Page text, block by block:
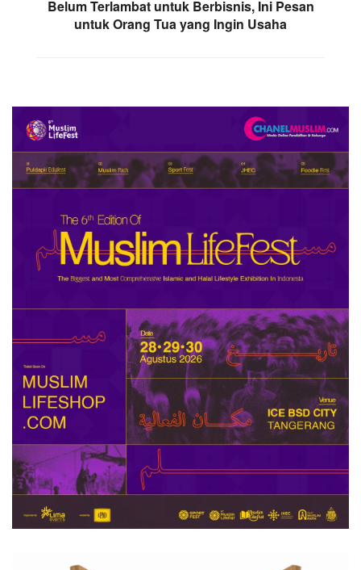
Belum Terlambat untuk Berbisnis, Ini Pesan
untuk Orang Tua yang Ingin Usaha